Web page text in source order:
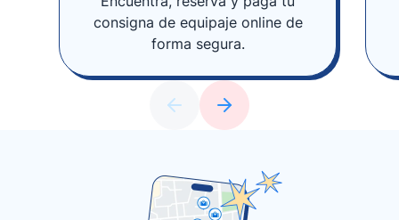
consigna de equipaje online de
forma segura.